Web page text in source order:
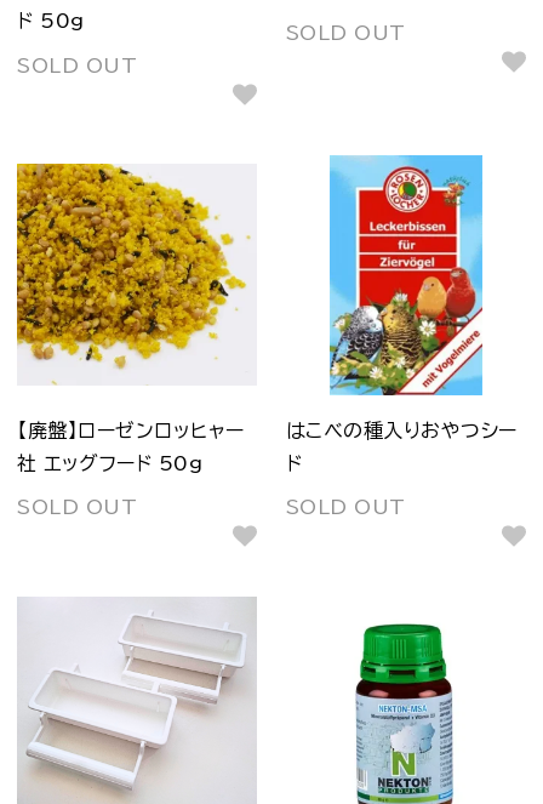
ド 50g
SOLD OUT
SOLD OUT
【廃盤】ローゼンロッヒャー
社 エッグフード 50g
SOLD OUT
はこべの種入りおやつシー
ド
SOLD OUT